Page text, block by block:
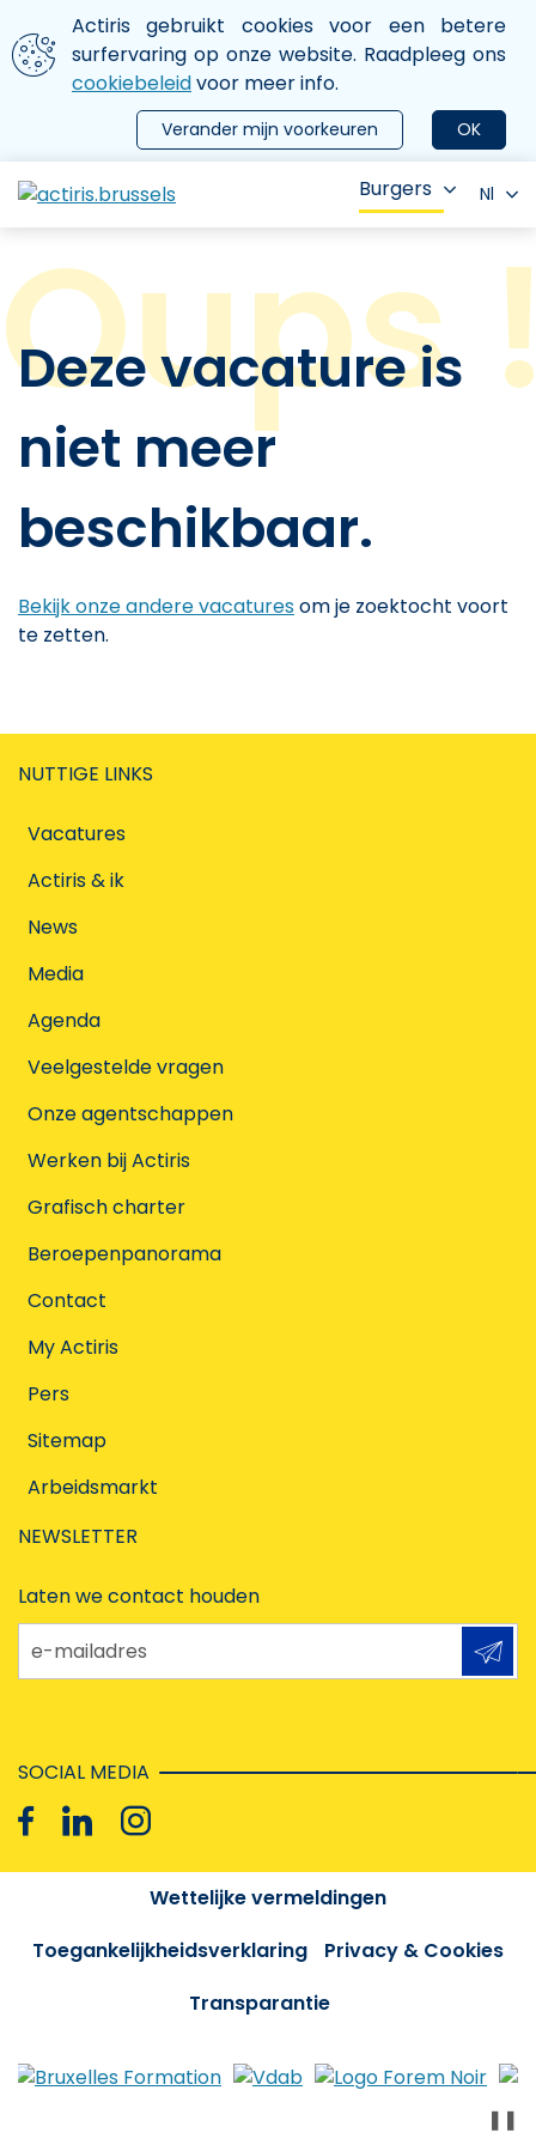
Aller au contenu principal
We gebruiken cookies
Actiris gebruikt cookies voor een betere
surfervaring op onze website. Raadpleeg ons
cookiebeleidvoor meer info.
OK
Verander mijn voorkeuren
le menu
Burgers Nl
Deze vacature is
niet meer
beschikbaar.
Bekijk onze andere vacaturesom je zoektocht voort
te zetten.
NUTTIGE LINKS
Vacatures
Actiris & ik
News
Media
Agenda
Veelgestelde vragen
Onze agentschappen
Werken bij Actiris
Grafisch charter
Beroepenpanorama
Contact
My Actiris
Pers
Sitemap
Arbeidsmarkt
NEWSLETTER
Laten we contact houden
e-mailadres
SOCIAL MEDIA
Wettelijke vermeldingen
Toegankelijkheidsverklaring
Privacy & Cookies
Transparantie
❚❚